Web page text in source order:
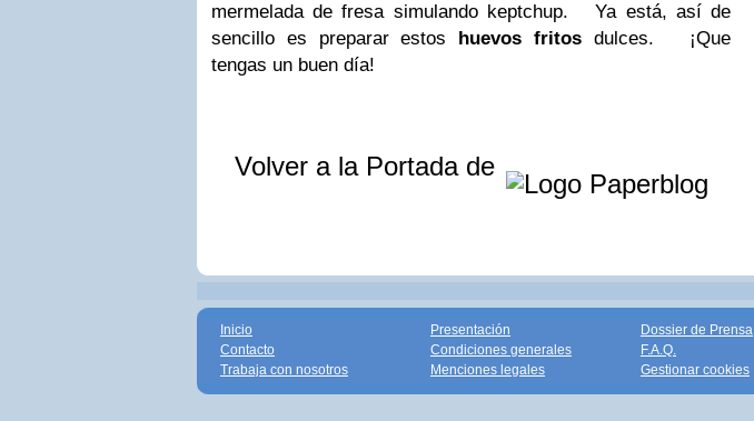
mermelada de fresa simulando keptchup. Ya está, así de
sencillo es preparar estos huevos fritosdulces. ¡Que
tengas un buen día!
Volver a la Portada de
Inicio
Contacto
Trabaja con nosotros
Presentación
Condiciones generales
Menciones legales
Dossier de Prensa
F.A.Q.
Gestionar cookies